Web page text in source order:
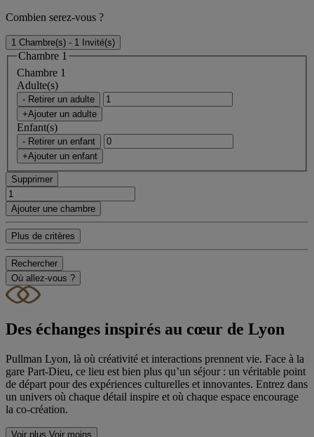
Combien serez-vous ?
1 Chambre(s) - 1 Invité(s)
Chambre 1
Chambre 1
Adulte(s)
- Retirer un adulte
+Ajouter un adulte
Enfant(s)
- Retirer un enfant
+Ajouter un enfant
Supprimer
Ajouter une chambre
Plus de critères
Rechercher
Où allez-vous ?
Des échanges inspirés au cœur de Lyon
Pullman Lyon, là où créativité et interactions prennent vie. Face à la
gare Part-Dieu, ce lieu est bien plus qu’un séjour : un véritable point
de départ pour des expériences culturelles et innovantes. Entrez dans
un univers où chaque détail inspire et où chaque espace encourage
la co-création.
Voir plus Voir moins